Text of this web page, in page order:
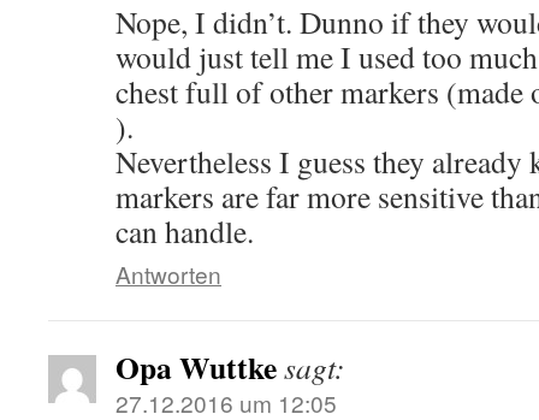
Nope, I didn’t. Dunno if they
would just tell me I used too
chest full of other markers (made
).
Nevertheless I guess they already
markers are far more sensitive
can handle.
Antworten
Opa Wuttkesagt:
27.12.2016 um 12:05